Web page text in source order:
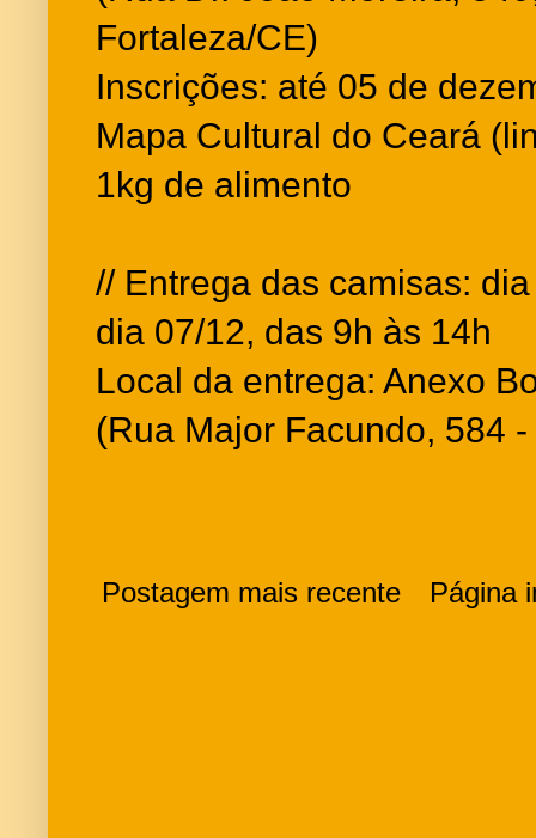
Fortaleza/CE)
Inscrições: até 05 de
Mapa Cultural do Ceará
1kg de alimento
// Entrega das camisas:
dia 07/12, das 9h às 14h
Local da entrega: Anexo
(Rua Major Facundo, 584
Postagem mais recente Página